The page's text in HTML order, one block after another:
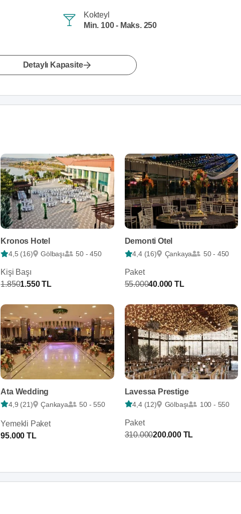
Kokteyl
Min. 100 - Maks. 250
Detaylı Kapasite
Kronos Hotel
4,5 (16) Gölbaşı 50 - 450
Kişi Başı
1.8501.550 TL
Demonti Otel
4,4 (16) Çankaya 50 - 450
Paket
55.00040.000 TL
Ata Wedding
4,9 (21) Çankaya 50 - 550
Yemekli Paket
95.000 TL
Lavessa Prestige
4,4 (12) Gölbaşı 100 - 550
Paket
310.000200.000 TL